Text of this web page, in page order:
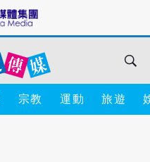
宗教 運動 旅遊